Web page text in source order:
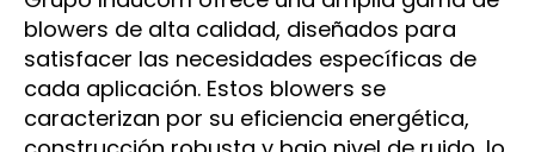
blowers de alta calidad, diseñados para
satisfacer las necesidades específicas de
cada aplicación. Estos blowers se
caracterizan por su eficiencia energética,